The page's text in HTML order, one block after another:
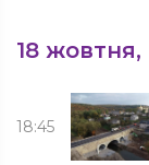
18 жовтня,
18:45